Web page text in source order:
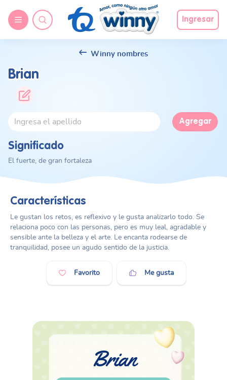
Ingresar
Winny nombres
Brian
Agregar
Significado
El fuerte, de gran fortaleza
Características
Le gustan los retos, es reflexivo y le gusta analizarlo todo. Se
relaciona poco con las personas, pero es muy leal, agradable y
sensible ante la belleza y el arte. Le encanta rodearse de
tranquilidad, posee un agudo sentido de la justicia.
Favorito Me gusta
Brian